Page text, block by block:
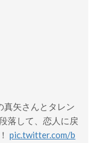
真矢さんとタレン
落して、恋人に戻
pic.twitter.com/b